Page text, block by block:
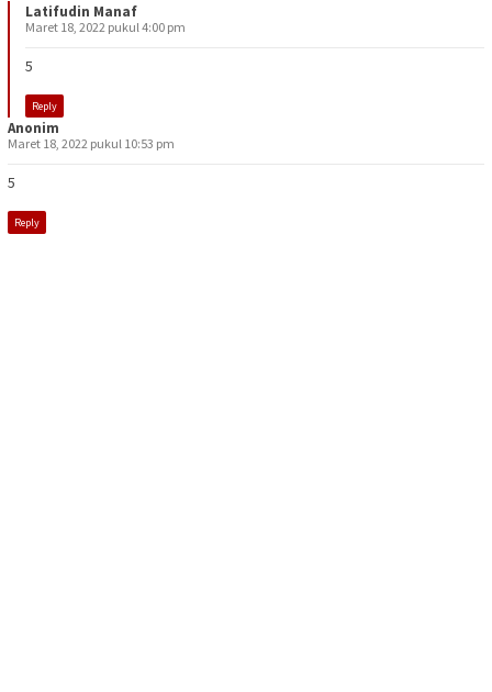
Latifudin Manaf
Maret 18, 2022 pukul 4:00 pm
5
Reply
Anonim
Maret 18, 2022 pukul 10:53 pm
5
Reply